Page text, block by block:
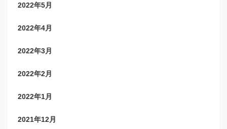
2022年5月
2022年4月
2022年3月
2022年2月
2022年1月
2021年12月